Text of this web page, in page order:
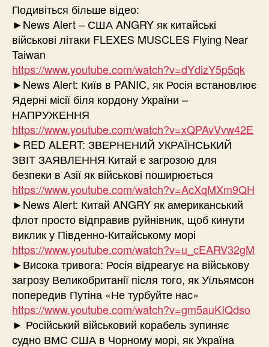
Подивіться більше відео:
►News Alert – США ANGRY як китайські
військові літаки FLEXES MUSCLES Flying Near
Taiwan
https://www.youtube.com/watch?v=dYdizY5p5qk
►News Alert: Київ в PANIC, як Росія встановлює
Ядерні місії біля кордону України –
НАПРУЖЕННЯ
https://www.youtube.com/watch?v=xQPAvVvw42E
►RED ALERT: ЗВЕРНЕНИЙ УКРАЇНСЬКИЙ
ЗВІТ ЗАЯВЛЕННЯ Китай є загрозою для
безпеки в Азії як військові поширюється
https://www.youtube.com/watch?v=AcXqMXm9QH
►News Alert: Китай ANGRY як американський
флот просто відправив руйнівник, щоб кинути
виклик у Південно-Китайському морі
https://www.youtube.com/watch?v=u_cEARV32gM
►Висока тривога: Росія відреагує на військову
загрозу Великобританії після того, як Уїльямсон
попередив Путіна «Не турбуйте нас»
https://www.youtube.com/watch?v=gm5auKIQdso
► Російський військовий корабель зупиняє
судно ВМС США в Чорному морі, як Україна